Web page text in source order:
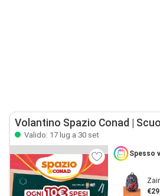
Volantino Spazio Conad |
Valido: 17 lug a 30 set
Spesso